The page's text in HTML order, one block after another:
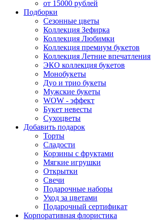
от 15000 рублей
Подборки
Сезонные цветы
Коллекция Зефирка
Коллекция Любимки
Коллекция премиум букетов
Коллекция Летние впечатления
ЭКО коллекция букетов
Монобукеты
Дуо и трио букеты
Мужские букеты
WOW - эффект
Букет невесты
Сухоцветы
Добавить подарок
Торты
Сладости
Корзины с фруктами
Мягкие игрушки
Открытки
Свечи
Подарочные наборы
Уход за цветами
Подарочный сертификат
Корпоративная флористика